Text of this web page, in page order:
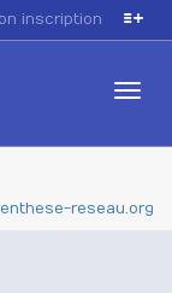
inscription
reseau.org